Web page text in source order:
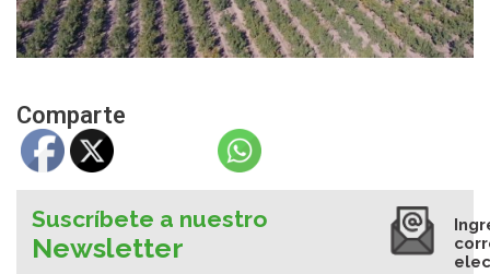
Comparte
Suscríbete a nuestro
Newsletter